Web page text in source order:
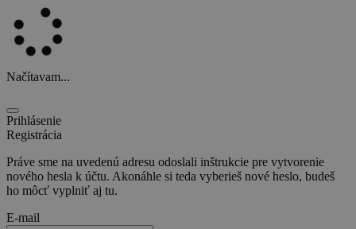
Načítavam...
Prihlásenie
Registrácia
Práve sme na uvedenú adresu odoslali inštrukcie pre vytvorenie
nového hesla k účtu. Akonáhle si teda vyberieš nové heslo, budeš
ho môcť vyplniť aj tu.
E-mail